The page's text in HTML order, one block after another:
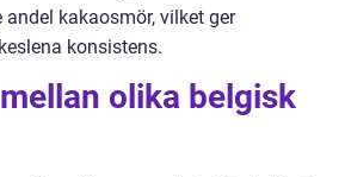
andel kakaosmör, vilket ger
konsistens.
olika belgisk